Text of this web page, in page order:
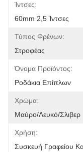
Ίντσες:
60mm 2,5 Ίντσες
Τύπος Φρένων:
Στροφέας
Όνομα Προϊόντος:
Ροδάκια Επίπλων
Χρώμα:
Μαύρο/Λευκό/Σλιβερ
Χρήση:
Συσκευή Γραφείου